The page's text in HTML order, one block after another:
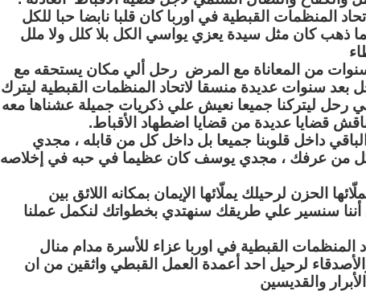
المنظمات القبطية في اوربا كان قلبا نابضا حبا للكل
ذهب كان مثل سيدة يعزي يواسي الكل بلا كلل ولا ملل
من المعاناة مع المرض رحل ألي مكان يستحقه مع
بعد سنوات عديدة منسقا لاتحاد المنظمات القبطية ليترك
رحل ليتركنا جميعا نعيش علي ذكريات جميلة عشناها معه
قضايا عديدة من قضايا اضطهاد الأقباط.
داخل قلوبنا جميعا بل داخل كل من قابله ، مجدي
من عرفك ، مجدي يوسف كان عظيما في حبه في إخلاصه
الحزن لرحيلك يملّائها الإيمان بمكانه اللائق بين
أننا سنسير علي طريقك سنهتدي بخطواتك لنكمل عملنا
المنظمات القبطية في اوربا عزاء للأسرة مدام منال
والأصدقاء لرحيل احد أعمدة العمل القبطي واثقين من ان
والقديسين